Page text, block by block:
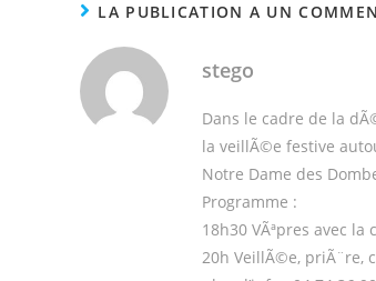
LA PUBLICATION A UN
stego
Dans le cadre de la
la veillÃ©e festive
Notre Dame des
Programme :
18h30 VÃªpres avec
20h VeillÃ©e, priÃ¨re,